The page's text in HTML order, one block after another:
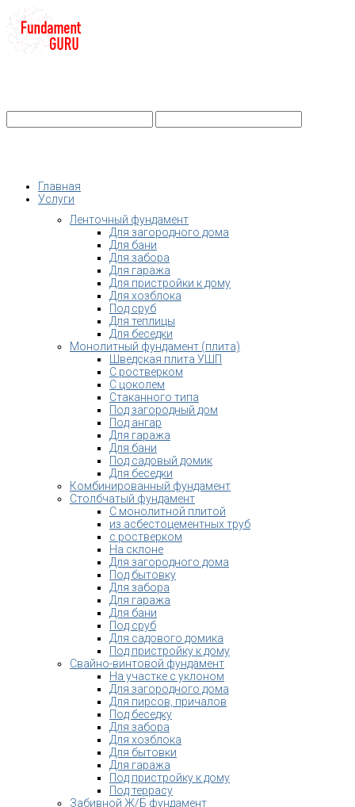
Главная
Услуги
Ленточный фундамент
Для загородного дома
Для бани
Для забора
Для гаража
Для пристройки к дому
Для хозблока
Под сруб
Для теплицы
Для беседки
Монолитный фундамент (плита)
Шведская плита УШП
С ростверком
С цоколем
Стаканного типа
Под загородный дом
Под ангар
Для гаража
Для бани
Под садовый домик
Для беседки
Комбинированный фундамент
Столбчатый фундамент
С монолитной плитой
из асбестоцементных труб
с ростверком
На склоне
Для загородного дома
Под бытовку
Для забора
Для гаража
Для бани
Под сруб
Для садового домика
Под пристройку к дому
Свайно-винтовой фундамент
На участке с уклоном
Для загородного дома
Для пирсов, причалов
Под беседку
Для забора
Для хозблока
Для бытовки
Для гаража
Под пристройку к дому
Под террасу
Забивной Ж/Б фундамент